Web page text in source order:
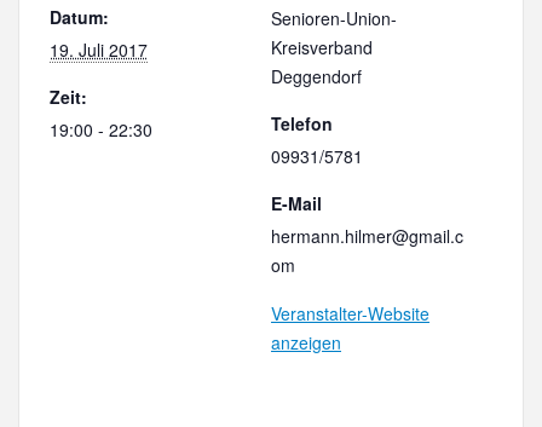
Datum:
19. Juli 2017
Zeit:
19:00 - 22:30
Senioren-Union-
Kreisverband
Deggendorf
Telefon
09931/5781
E-Mail
hermann.hilmer@gmail.c
om
Veranstalter-Website
anzeigen